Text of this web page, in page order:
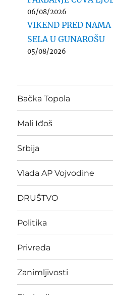
06/08/2026
VIKEND PRED
SELA U GUNAROŠU
05/08/2026
Bačka Topola
Mali Iđoš
Srbija
Vlada AP Vojvodine
DRUŠTVO
Politika
Privreda
Zanimljivosti